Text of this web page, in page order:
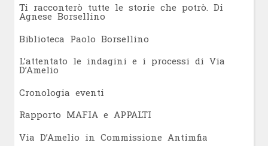
Ti racconterò tutte le storie che potrò. Di
Agnese Borsellino
Biblioteca Paolo Borsellino
L’attentato le indagini e i processi di Via
D’Amelio
Cronologia eventi
Rapporto MAFIA e APPALTI
Via D’Amelio in Commissione Antimfia